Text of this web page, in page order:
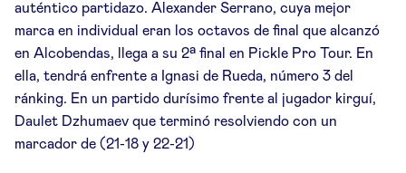
auténtico partidazo. Alexander Serrano, cuya mejor
marca en individual eran los octavos de final que alcanzó
en Alcobendas, llega a su 2ª final en Pickle Pro Tour. En
ella, tendrá enfrente a Ignasi de Rueda, número 3 del
ránking. En un partido durísimo frente al jugador kirguí,
Daulet Dzhumaev que terminó resolviendo con un
marcador de (21-18 y 22-21)